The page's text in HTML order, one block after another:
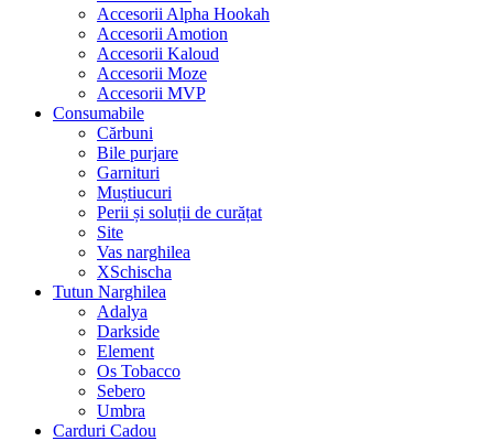
Accesorii Alpha Hookah
Accesorii Amotion
Accesorii Kaloud
Accesorii Moze
Accesorii MVP
Consumabile
Cărbuni
Bile purjare
Garnituri
Muștiucuri
Perii și soluții de curățat
Site
Vas narghilea
XSchischa
Tutun Narghilea
Adalya
Darkside
Element
Os Tobacco
Sebero
Umbra
Carduri Cadou